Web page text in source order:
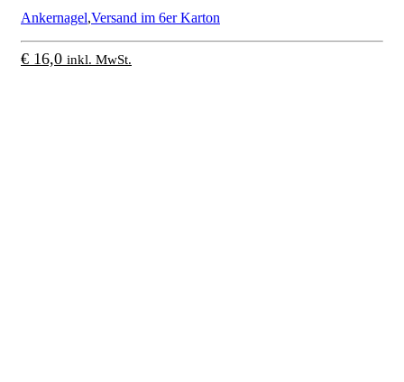
Ankernagel,Versand im 6er Karton
€ 16,0 inkl. MwSt.